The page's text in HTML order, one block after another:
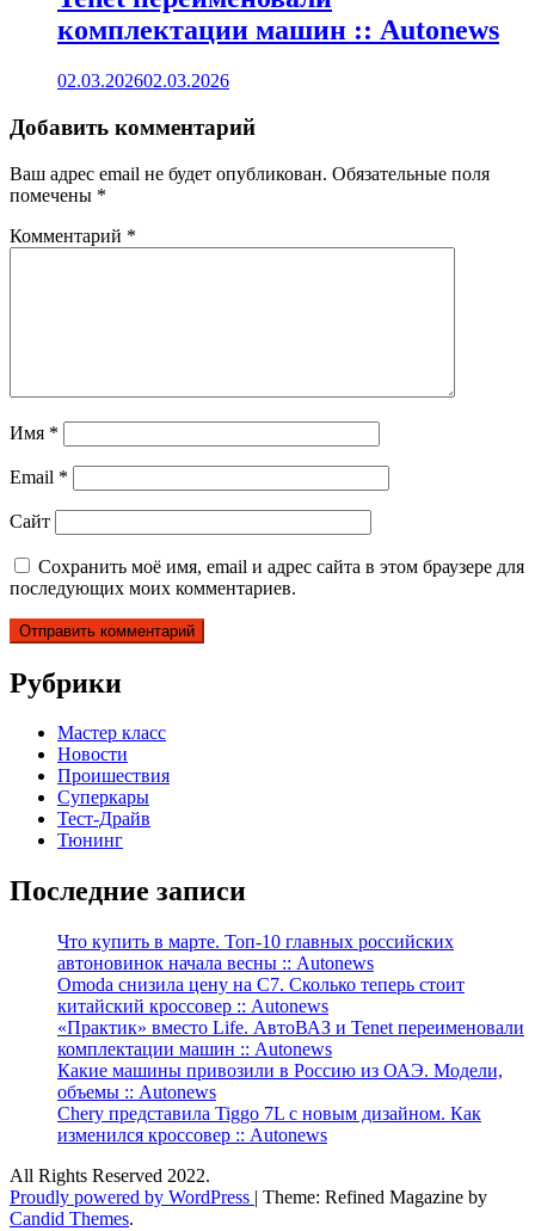
комплектации машин :: Autonews
02.03.202602.03.2026
Добавить комментарий
Ваш адрес email не будет опубликован. Обязательные поля
помечены *
Комментарий *
Имя *
Email *
Сайт
Сохранить моё имя, email и адрес сайта в этом браузере для
последующих моих комментариев.
Рубрики
Мастер класс
Новости
Проишествия
Суперкары
Тест-Драйв
Тюнинг
Последние записи
Что купить в марте. Топ-10 главных российских
автоновинок начала весны :: Autonews
Omoda снизила цену на C7. Сколько теперь стоит
китайский кроссовер :: Autonews
«Практик» вместо Life. АвтоВАЗ и Tenet переименовали
комплектации машин :: Autonews
Какие машины привозили в Россию из ОАЭ. Модели,
объемы :: Autonews
Chery представила Tiggo 7L с новым дизайном. Как
изменился кроссовер :: Autonews
All Rights Reserved 2022.
Proudly powered by WordPress | Theme: Refined Magazine by
Candid Themes.